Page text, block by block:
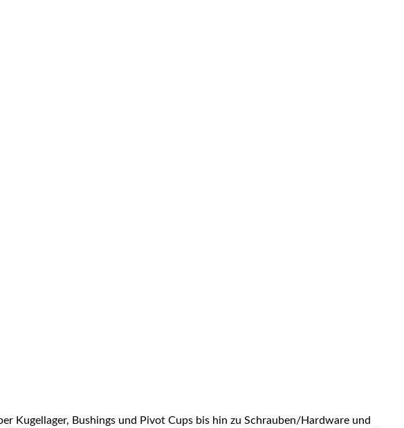
Kugellager, Bushings und Pivot Cups bis hin zu Schrauben/Hardware und